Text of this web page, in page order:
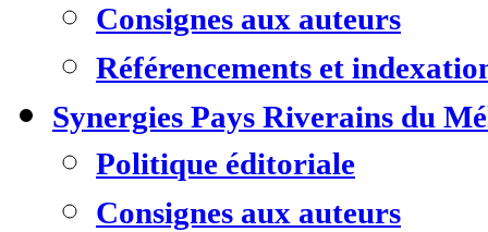
Consignes aux auteurs
Référencements et
Synergies Pays Riverains du
Politique éditoriale
Consignes aux auteurs